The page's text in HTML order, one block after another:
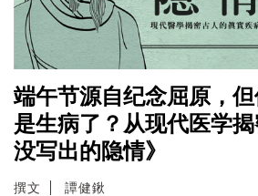
端午节源自纪念屈原，
是生病了？从现代医学
没写出的隐情》
撰文 譚健鍬